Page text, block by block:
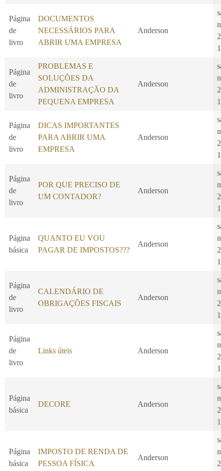
Página
de
livro
DOCUMENTOS
NECESSÁRIOS PARA
ABRIR UMA EMPRESA
Anderson
Página
de
livro
PROBLEMAS E
SOLUÇÕES DA
ADMINISTRAÇÃO DA
PEQUENA EMPRESA
Anderson
Página
de
livro
DICAS IMPORTANTES
PARA ABRIR UMA
EMPRESA
Anderson
Página
de
livro
POR QUE PRECISO DE
UM CONTADOR?
Anderson
Página
básica
QUANTO EU VOU
PAGAR DE IMPOSTOS???
Anderson
Página
de
livro
CALENDÁRIO DE
OBRIGAÇÕES FISCAIS
Anderson
Página
de
livro
Links úteis Anderson
Página
básica
DECORE Anderson
Página
básica
IMPOSTO DE RENDA DE
PESSOA FÍSICA
Anderson